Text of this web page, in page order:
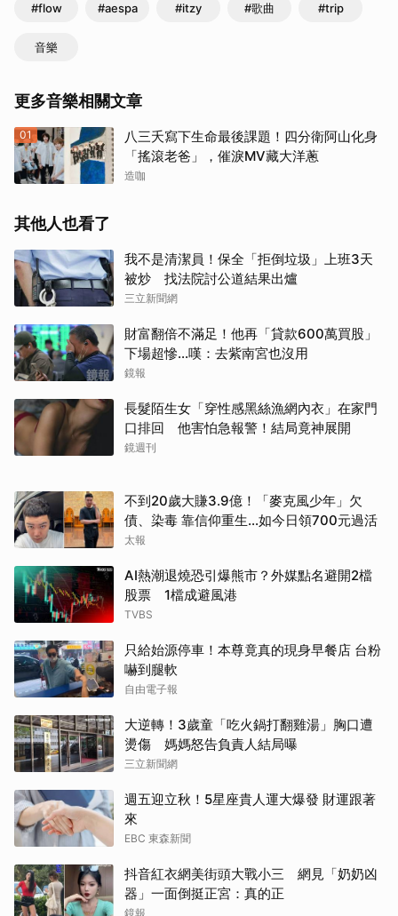
#flow #aespa #itzy #歌曲 #trip
音樂
更多音樂相關文章
01
八三夭寫下生命最後課題！四分衛阿山化身
「搖滾老爸」，催淚MV藏大洋蔥
造咖
其他人也看了
我不是清潔員！保全「拒倒垃圾」上班3天
被炒 找法院討公道結果出爐
三立新聞網
財富翻倍不滿足！他再「貸款600萬買股」
下場超慘...嘆：去紫南宮也沒用
鏡報
長髮陌生女「穿性感黑絲漁網內衣」在家門
口排回 他害怕急報警！結局竟神展開
鏡週刊
不到20歲大賺3.9億！「麥克風少年」欠
債、染毒 靠信仰重生...如今日領700元過活
太報
AI熱潮退燒恐引爆熊市？外媒點名避開2檔
股票 1檔成避風港
TVBS
只給始源停車！本尊竟真的現身早餐店 台粉
嚇到腿軟
自由電子報
大逆轉！3歲童「吃火鍋打翻雞湯」胸口遭
燙傷 媽媽怒告負責人結局曝
三立新聞網
週五迎立秋！5星座貴人運大爆發 財運跟著
來
EBC 東森新聞
抖音紅衣網美街頭大戰小三 網見「奶奶凶
器」一面倒挺正宮：真的正
鏡報